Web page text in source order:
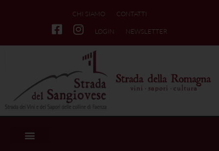
CHI SIAMO CONTATTI
LOGIN NEWSLETTER